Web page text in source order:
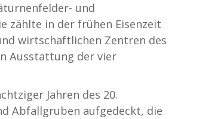
und
zählte in der frühen Eisenzeit
wirtschaftlichen Zentren des
Ausstattung der vier
Jahren des 20.
Abfallgruben aufgedeckt, die